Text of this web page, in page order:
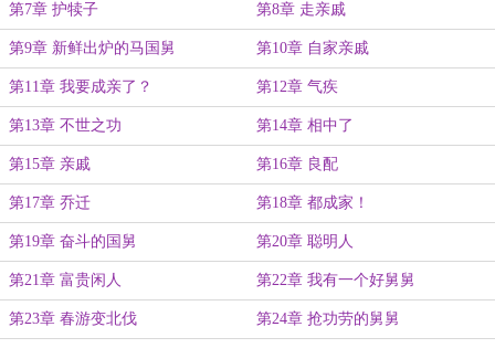
第7章 护犊子 第8章 走亲戚
第9章 新鲜出炉的马国舅 第10章 自家亲戚
第11章 我要成亲了？ 第12章 气疾
第13章 不世之功 第14章 相中了
第15章 亲戚 第16章 良配
第17章 乔迁 第18章 都成家！
第19章 奋斗的国舅 第20章 聪明人
第21章 富贵闲人 第22章 我有一个好舅舅
第23章 春游变北伐 第24章 抢功劳的舅舅